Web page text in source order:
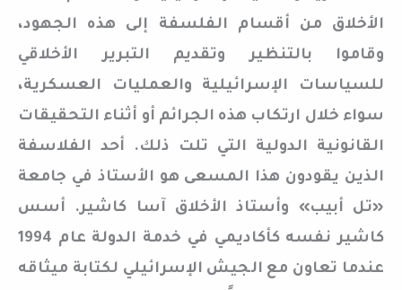
الأخلاق من أقسام الفلسفة إلى هذه الجهود،
وقاموا بالتنظير وتقديم التبرير الأخلاقي
للسياسات الإسرائيلية والعمليات العسكرية،
سواء خلال ارتكاب هذه الجرائم أو أثناء التحقيقات
القانونية الدولية التي تلت ذلك. أحد الفلاسفة
الذين يقودون هذا المسعى هو الأستاذ في جامعة
«تل أبيب» وأستاذ الأخلاق آسا كاشير. أسس
كاشير نفسه كأكاديمي في خدمة الدولة عام 1994
عندما تعاون مع الجيش الإسرائيلي لكتابة ميثاقه